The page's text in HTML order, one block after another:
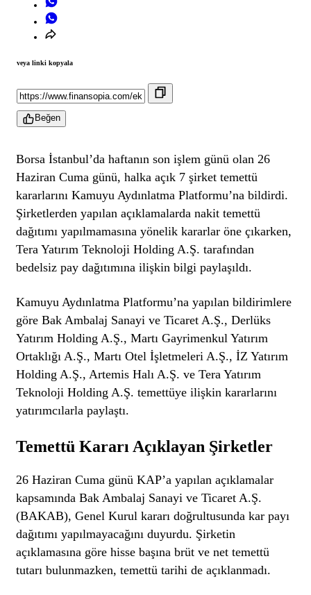
veya linki kopyala
Beğen
Borsa İstanbul’da haftanın son işlem günü olan 26
Haziran Cuma günü, halka açık 7 şirket temettü
kararlarını Kamuyu Aydınlatma Platformu’na bildirdi.
Şirketlerden yapılan açıklamalarda nakit temettü
dağıtımı yapılmamasına yönelik kararlar öne çıkarken,
Tera Yatırım Teknoloji Holding A.Ş. tarafından
bedelsiz pay dağıtımına ilişkin bilgi paylaşıldı.
Kamuyu Aydınlatma Platformu’na yapılan bildirimlere
göre Bak Ambalaj Sanayi ve Ticaret A.Ş., Derlüks
Yatırım Holding A.Ş., Martı Gayrimenkul Yatırım
Ortaklığı A.Ş., Martı Otel İşletmeleri A.Ş., İZ Yatırım
Holding A.Ş., Artemis Halı A.Ş. ve Tera Yatırım
Teknoloji Holding A.Ş. temettüye ilişkin kararlarını
yatırımcılarla paylaştı.
Temettü Kararı Açıklayan Şirketler
26 Haziran Cuma günü KAP’a yapılan açıklamalar
kapsamında Bak Ambalaj Sanayi ve Ticaret A.Ş.
(BAKAB), Genel Kurul kararı doğrultusunda kar payı
dağıtımı yapılmayacağını duyurdu. Şirketin
açıklamasına göre hisse başına brüt ve net temettü
tutarı bulunmazken, temettü tarihi de açıklanmadı.